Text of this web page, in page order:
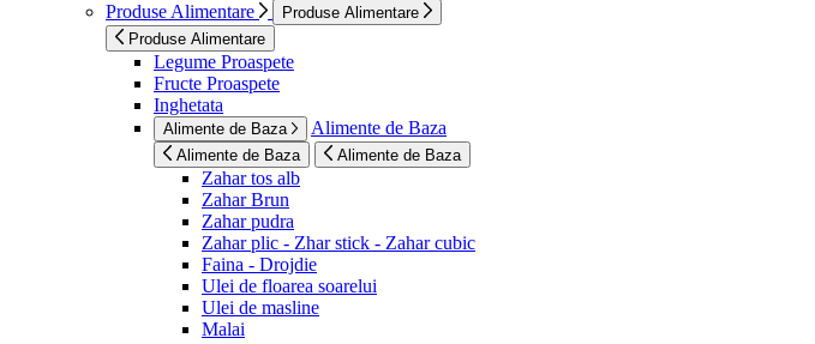
Produse Alimentare
Produse Alimentare
Produse Alimentare
Legume Proaspete
Fructe Proaspete
Inghetata
Alimente de Baza Alimente de Baza
Alimente de Baza Alimente de Baza
Zahar tos alb
Zahar Brun
Zahar pudra
Zahar plic - Zhar stick - Zahar cubic
Faina - Drojdie
Ulei de floarea soarelui
Ulei de masline
Malai